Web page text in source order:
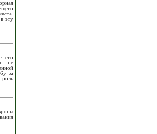
эту
его
– не
за
роль